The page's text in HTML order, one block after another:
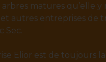
arbres matures qu’elle
et autres entreprises de
Sec.
Elior est de toujours